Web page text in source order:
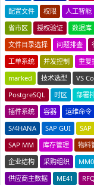
配置文件
权限 人工智能
省市区
授权验证 数据库
文件目录选择
问题排查
工单系统
并发控制 重复
marked
技术选型 VS
PostgreSQL
时区 部署
插件系统
容器 运维命令
S/4HANA
SAP GUI SAP
SAP MM
库存管理 物料
企业结构
采购组织
供应商主数据
ME41 RFQ